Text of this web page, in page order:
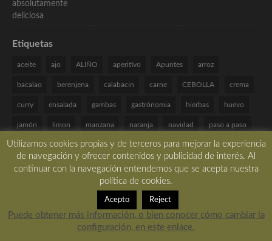
Etiquetas
aceite ajo ALIÑO aperitivo Apuntes arroz
bacalao berenjena calabacin carne CEBOLLA crema
curry ensalada gambas gastrónomia hierbas huevo
jamón limon manzana naranja navidad paso a paso
patata pimiento pollo queso receta recetas
Recetas Especiales romero salmon
sin gluten sin huevo
Utilizamos cookies propias y de terceros para mejorar la experiencia
de navegación y ofrecer contenidos y publicidad de interés. Al
continuar con la navegación entendemos que se acepta nuestra
política de cookies.
Acepto Reject
Puede obtener más información, o bien conocer cómo cambiar la
configuración, en este enlace.